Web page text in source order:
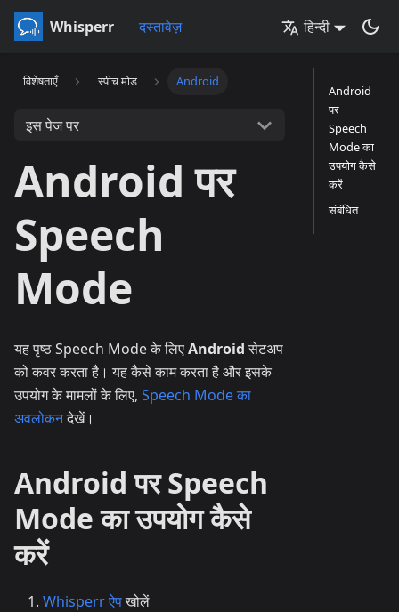
Whisperr दस्तावेज़ हिन्दी
विशेषताएँ स्पीच मोड Android
इस पेज पर
Android पर
Speech
Mode
यह पृष्ठ Speech Mode के लिएAndroidसेटअप
को कवर करता है। यह कैसे काम करता है और इसके
उपयोग के मामलों के लिए, Speech Mode का
अवलोकनदेखें।
Android पर Speech
Mode का उपयोग कैसे
करें
Whisperr ऐपखोलें
Android
पर
Speech
Mode का
उपयोग कैसे
करें
संबंधित